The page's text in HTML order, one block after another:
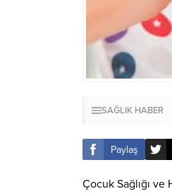
SAĞLIK HABER
Paylaş
Çocuk Sağlığı